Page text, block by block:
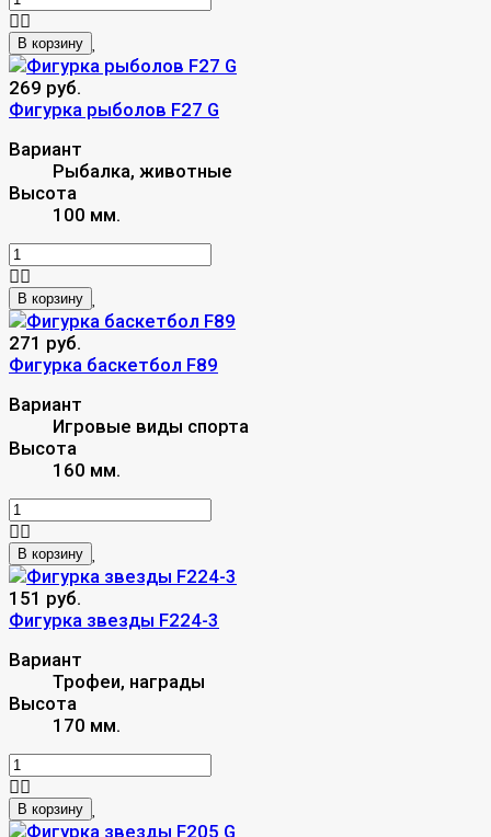
В корзину
269 руб.
Фигурка рыболов F27 G
Вариант
Рыбалка, животные
Высота
100 мм.
В корзину
271 руб.
Фигурка баскетбол F89
Вариант
Игровые виды спорта
Высота
160 мм.
В корзину
151 руб.
Фигурка звезды F224-3
Вариант
Трофеи, награды
Высота
170 мм.
В корзину